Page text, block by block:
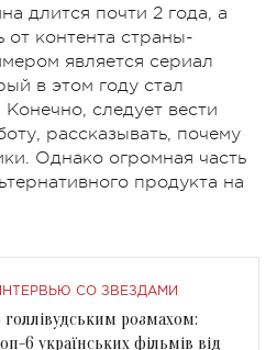
длится почти 2 года, а
от контента страны-
является сериал
в этом году стал
следует вести
рассказывать, почему
Однако огромная часть
продукта на
СО ЗВЕЗДАМИ
голлівудським розмахом:
6 українських фільмів від